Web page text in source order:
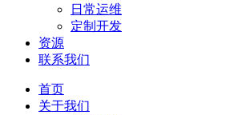
日常运维
定制开发
资源
联系我们
首页
关于我们